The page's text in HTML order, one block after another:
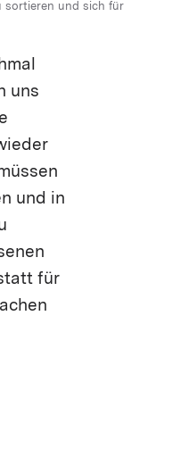
sortieren und sich für
uns
und in
für